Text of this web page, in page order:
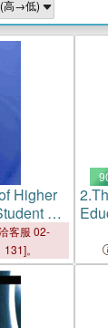
Higher
As
客服 02-
。
2.